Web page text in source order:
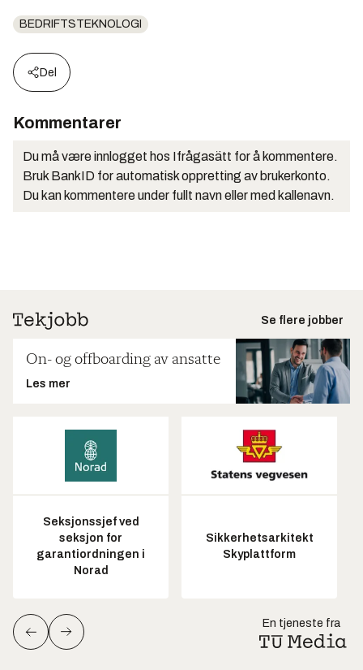
BEDRIFTSTEKNOLOGI
Del
Kommentarer
Du må være innlogget hos Ifrågasätt for å kommentere.
Bruk BankID for automatisk oppretting av brukerkonto.
Du kan kommentere under fullt navn eller med kallenavn.
Se flere jobber
On- og offboarding av ansatte
Les mer
Seksjonssjef ved
seksjon for
garantiordningen i
Norad
Sikkerhetsarkitekt
Skyplattform
En tjeneste fra